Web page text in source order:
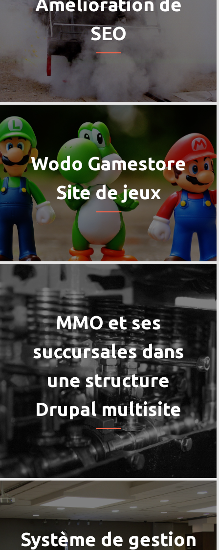
SEO
Wodo Gamestore
Site de jeux
MMO et ses
succursales dans
une structure
Drupal multisite
Système de gestion